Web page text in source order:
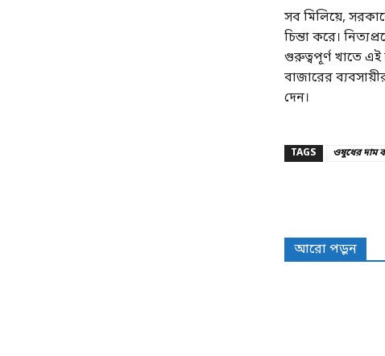
সব মিলিয়ে,
চিন্তা করে।
গুরুত্বপূর্ণ খাতে
বাজারের
দেন।
TAGS ওষুধের দাম
আরো পড়ুন